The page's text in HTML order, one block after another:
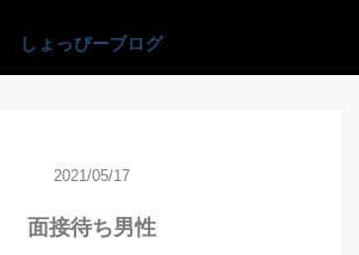
2021/05/17
面接待ち男性